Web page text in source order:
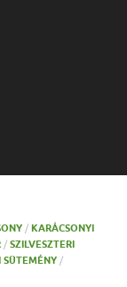
/ KARÁCSONYI
/ SZILVESZTERI
SÜTEMÉNY /